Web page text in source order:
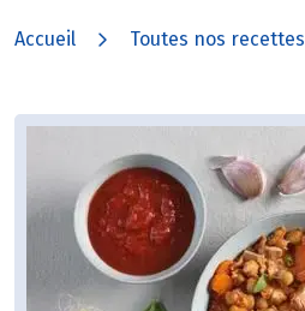
Accueil Toutes nos recettes